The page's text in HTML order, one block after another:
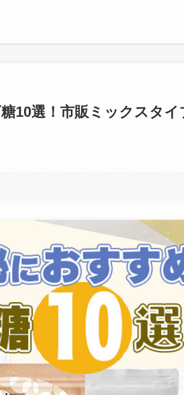
10選！市販ミックスタイ